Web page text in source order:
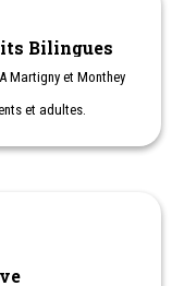
(dès 9 ans) et
Bilingues
A Martigny et Monthey
et adultes.